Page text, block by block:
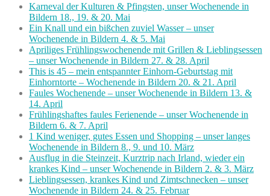
Karneval der Kulturen & Pfingsten, unser Wochenende in
Bildern 18., 19. & 20. Mai
Ein Knall und ein bißchen zuviel Wasser – unser
Wochenende in Bildern 4. & 5. Mai
Apriliges Frühlingswochenende mit Grillen & Lieblingsessen
– unser Wochenende in Bildern 27. & 28. April
This is 45 – mein entspannter Einhorn-Geburtstag mit
Einhorntorte – Wochenende in Bildern 20. & 21. April
Faules Wochenende – unser Wochenende in Bildern 13. &
14. April
Frühlingshaftes faules Ferienende – unser Wochenende in
Bildern 6. & 7. April
1 Kind weniger, gutes Essen und Shopping – unser langes
Wochenende in Bildern 8., 9. und 10. März
Ausflug in die Steinzeit, Kurztrip nach Irland, wieder ein
krankes Kind – unser Wochenende in Bildern 2. & 3. März
Lieblingsessen, krankes Kind und Zimtschnecken – unser
Wochenende in Bildern 24. & 25. Februar